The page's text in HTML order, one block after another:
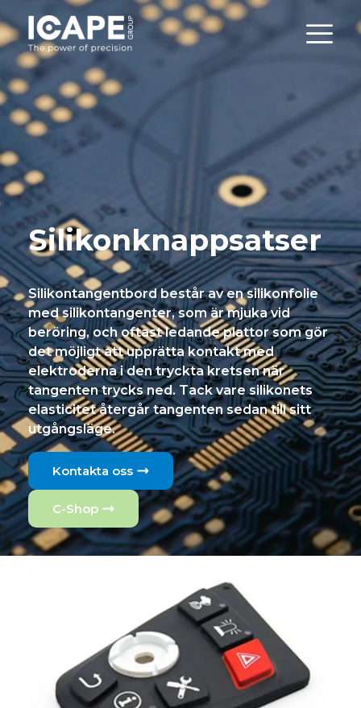
Silikonknappsatser
Silikontangentbord består av en silikonfolie
med silikontangenter, som är mjuka vid
beröring, och oftast ledande plattor som gör
det möjligt att upprätta kontakt med
elektroderna i den tryckta kretsen när
tangenten trycks ned. Tack vare silikonets
elasticitet återgår tangenten sedan till sitt
utgångsläge.
Kontakta oss
C-Shop